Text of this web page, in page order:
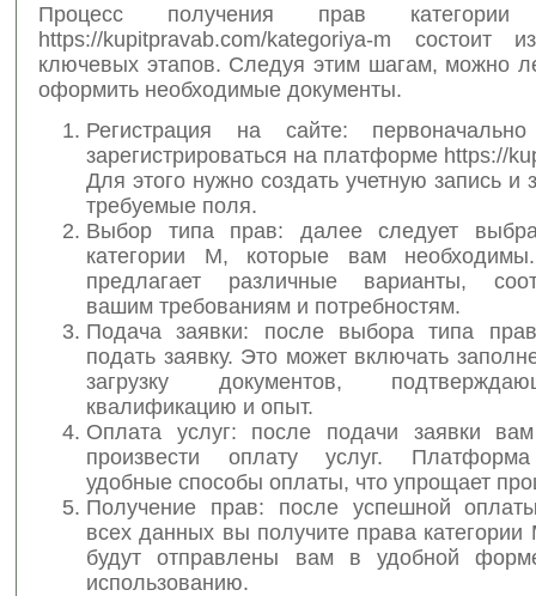
Процесс получения прав
https://kupitpravab.com/kategoriya-m состоит
ключевых этапов. Следуя этим шагам, можно
оформить необходимые документы.
Регистрация на сайте:
зарегистрироваться на платформе https://
Для этого нужно создать учетную запись и
требуемые поля.
Выбор типа прав: далее следует
категории M, которые вам
предлагает различные варианты,
вашим требованиям и потребностям.
Подача заявки: после выбора типа
подать заявку. Это может включать
загрузку документов,
квалификацию и опыт.
Оплата услуг: после подачи заявки вам
произвести оплату услуг. Платформа
удобные способы оплаты, что упрощает
Получение прав: после успешной
всех данных вы получите права категории
будут отправлены вам в удобной
использованию.